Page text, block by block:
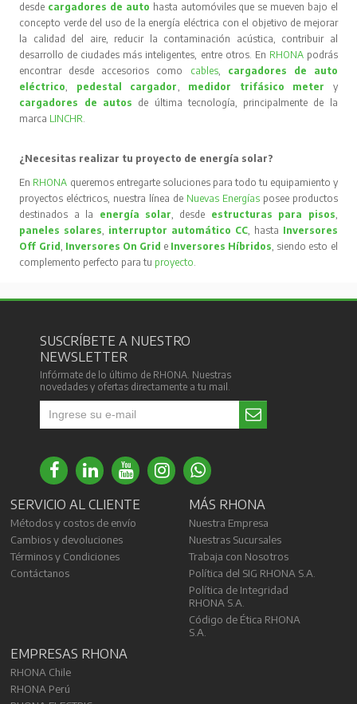
desde cargadores de auto hasta automóviles que se mueven bajo el
concepto verde del uso de la energía eléctrica con el objetivo de mejorar
la calidad del aire, reducir la contaminación acústica, contribuir al
desarrollo de ciudades más inteligentes, entre otros. En RHONA podrás
encontrar desde accesorios como cables, cargadores de auto
eléctrico, pedestal cargador, medidor trifásico meter
y
cargadores de autos de última tecnología, principalmente de la
marca LINCHR.
¿Necesitas realizar tu proyecto de energía solar?
En RHONA queremos entregarte soluciones para todo tu equipamiento y
proyectos eléctricos, nuestra línea de Nuevas Energíasposee productos
destinados a la energía solar, desde estructuras para pisos,
paneles solares, interruptor automático CC, hasta Inversores
Off Grid, Inversores On Grid e Inversores Híbridos, siendo esto el
complemento perfecto para tu proyecto.
SUSCRÍBETE A NUESTRO
NEWSLETTER
Infórmate de lo último de RHONA. Nuestras
novedades y ofertas directamente a tu mail.
SERVICIO AL CLIENTE
Métodos y costos de envío
Cambios y devoluciones
Términos y Condiciones
Contáctanos
MÁS RHONA
Nuestra Empresa
Nuestras Sucursales
Trabaja con Nosotros
Política del SIG RHONA S.A.
Política de Integridad
RHONA S.A.
Código de Ética RHONA
S.A.
EMPRESAS RHONA
RHONA Chile
RHONA Perú